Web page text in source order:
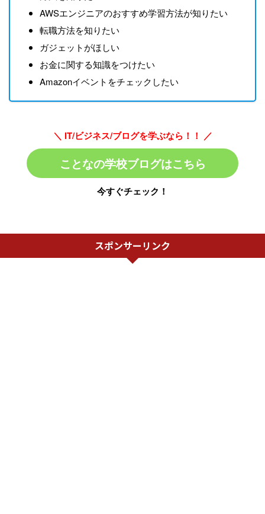
AWSエンジニアのおすすめ学習方法が知りたい
転職方法を知りたい
ガジェットがほしい
お金に関する知識をつけたい
Amazonイベントをチェックしたい
＼ IT/ビジネス/ブログを学ぶなら！！ ／
ことなの学校ブログはこちら
今すぐチェック！
スポンサーリンク